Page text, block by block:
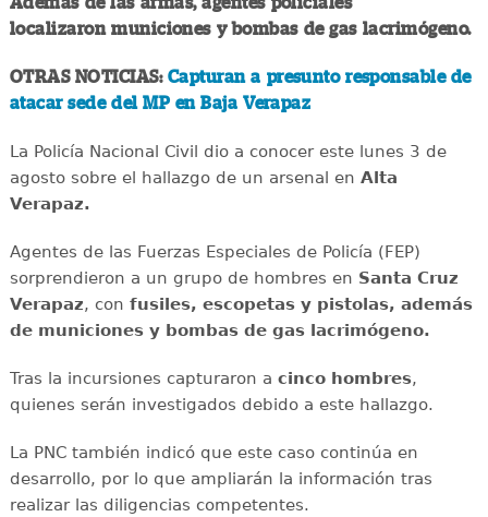
localizaron municiones y bombas de gas lacrimógeno.
OTRAS NOTICIAS: Capturan a presunto responsable de
atacar sede del MP en Baja Verapaz
La Policía Nacional Civil dio a conocer este lunes 3 de
agosto sobre el hallazgo de un arsenal en Alta
Verapaz.
Agentes de las Fuerzas Especiales de Policía (FEP)
sorprendieron a un grupo de hombres en Santa Cruz
Verapaz, con fusiles, escopetas y pistolas, además
de municiones y bombas de gas lacrimógeno.
Tras la incursiones capturaron a cinco hombres,
quienes serán investigados debido a este hallazgo.
La PNC también indicó que este caso continúa en
desarrollo, por lo que ampliarán la información tras
realizar las diligencias competentes.